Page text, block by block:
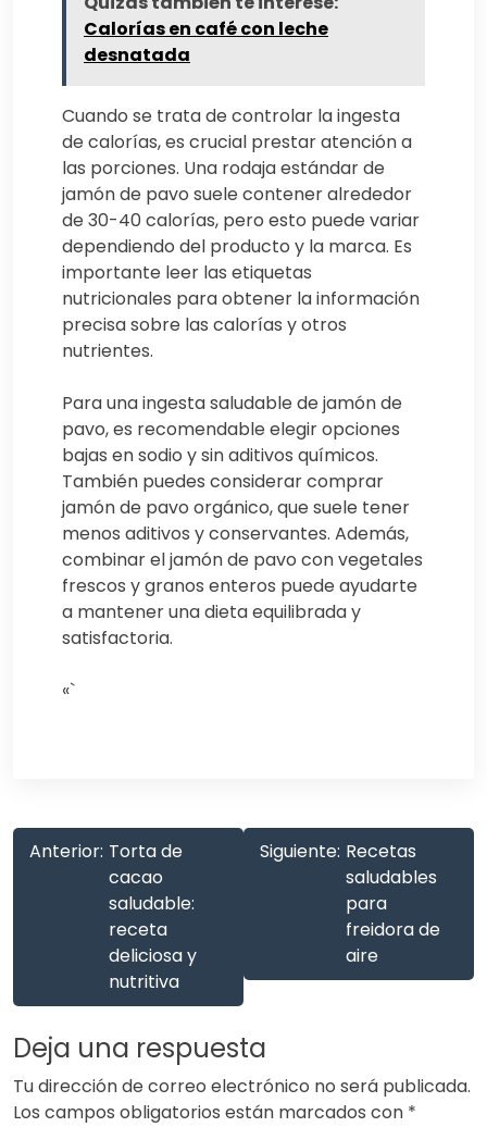
Calorías en café con leche
desnatada
Cuando se trata de controlar la ingesta
de calorías, es crucial prestar atención a
las porciones. Una rodaja estándar de
jamón de pavo suele contener alrededor
de 30-40 calorías, pero esto puede variar
dependiendo del producto y la marca. Es
importante leer las etiquetas
nutricionales para obtener la información
precisa sobre las calorías y otros
nutrientes.
Para una ingesta saludable de jamón de
pavo, es recomendable elegir opciones
bajas en sodio y sin aditivos químicos.
También puedes considerar comprar
jamón de pavo orgánico, que suele tener
menos aditivos y conservantes. Además,
combinar el jamón de pavo con vegetales
frescos y granos enteros puede ayudarte
a mantener una dieta equilibrada y
satisfactoria.
«`
Anterior: Torta de
cacao
saludable:
receta
deliciosa y
nutritiva
Siguiente: Recetas
saludables
para
freidora de
aire
Deja una respuesta
Tu dirección de correo electrónico no será publicada.
Los campos obligatorios están marcados con *